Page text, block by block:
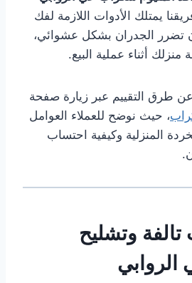
يمتلك الأدوات اللازمة لفك
تضرر الجدران بشكل عشوائي،
أثناء عملية البيع.
طرق التقييم عبر زيارة صفحة
، حيث نوضح للعملاء العوامل
المنزلية وكيفية احتساب
وتشليح